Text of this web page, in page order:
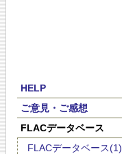
HELP
ご意見・ご感想
FLACデータベース
FLACデータベース(1)